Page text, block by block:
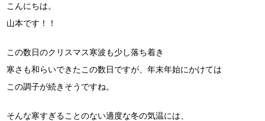
こんにちは。
山本です！！
この数日のクリスマス寒波も少し落ち着き
寒さも和らいできたこの数日ですが、年末年始にかけては
この調子が続きそうですね。
そんな寒すぎることのない適度な冬の気温には、